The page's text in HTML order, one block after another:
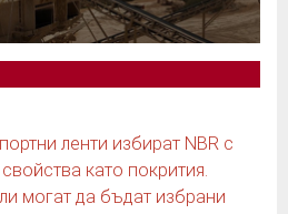
ленти избират NBR с
като покрития.
могат да бъдат избрани